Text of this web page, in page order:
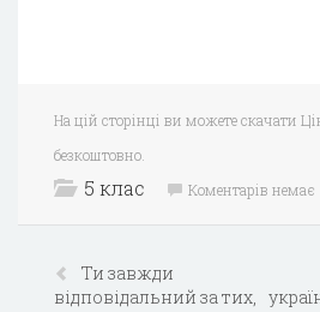
На цій сторінці ви можете скачати
безкоштовно.
5 клас Коментарів немає
Ти завжди
відповідальний за тих,